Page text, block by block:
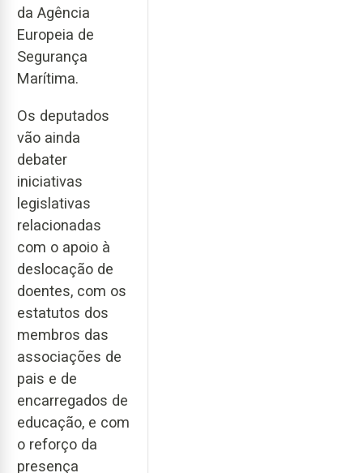
da Agência
Europeia de
Segurança
Marítima.
Os deputados
vão ainda
debater
iniciativas
legislativas
relacionadas
com o apoio à
deslocação de
doentes, com os
estatutos dos
membros das
associações de
pais e de
encarregados de
educação, e com
o reforço da
presença